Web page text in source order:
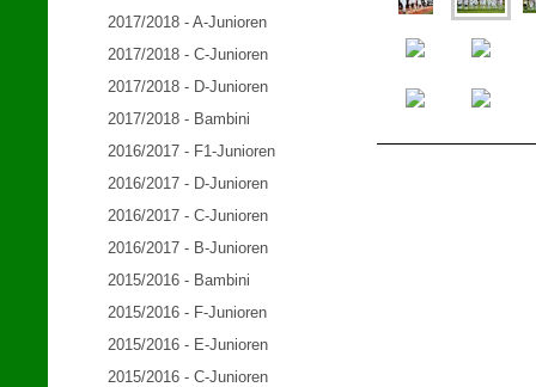
2017/2018 - A-Junioren
2017/2018 - C-Junioren
2017/2018 - D-Junioren
2017/2018 - Bambini
2016/2017 - F1-Junioren
2016/2017 - D-Junioren
2016/2017 - C-Junioren
2016/2017 - B-Junioren
2015/2016 - Bambini
2015/2016 - F-Junioren
2015/2016 - E-Junioren
2015/2016 - C-Junioren